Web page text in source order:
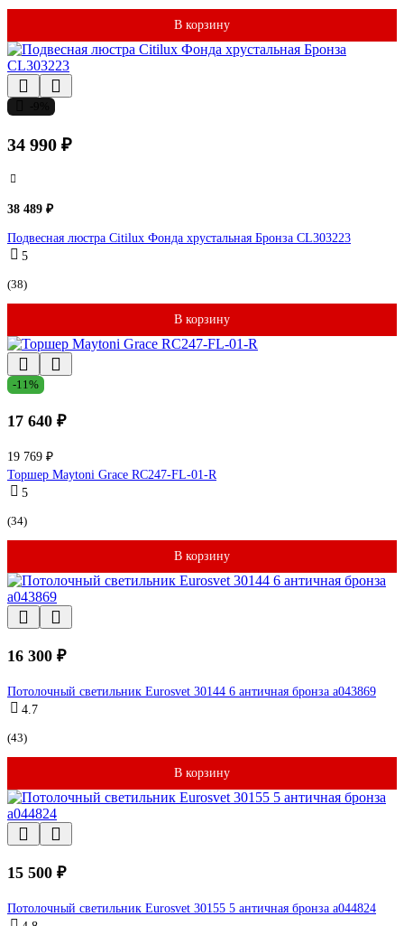
В корзину
34 990 ₽
38 489 ₽
Подвесная люстра Citilux Фонда хрустальная Бронза CL303223
5
(38)
В корзину
-11%
17 640 ₽
19 769 ₽
Торшер Maytoni Grace RC247-FL-01-R
5
(34)
В корзину
16 300 ₽
Потолочный светильник Eurosvet 30144 6 античная бронза a043869
4.7
(43)
В корзину
15 500 ₽
Потолочный светильник Eurosvet 30155 5 античная бронза a044824